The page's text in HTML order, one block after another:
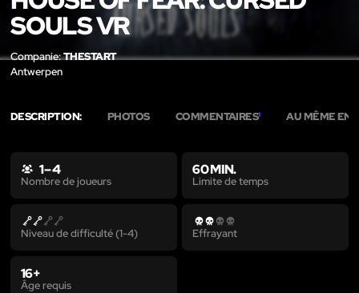
SOULS VR
Companie:THESTART
Antwerpen
DESCRIPTION: PHOTOS COMMENTAIRES1 AU MÊME
1 – 4
Nombre de joueurs
60 MIN.
Limite de temps
Niveau de difficulté (1-4) Effrayant
16+
Âge requis